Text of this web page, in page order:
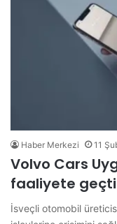
Haber Merkezi 11
Volvo Cars
faaliyete geçti
İsveçli otomobil